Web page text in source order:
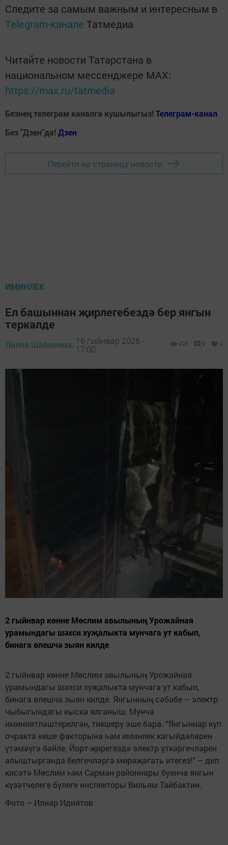
Следите за самым важным и интересным в
Telegram-канале Татмедиа
Читайте новости Татарстана в
национальном мессенджере MАХ:
https://max.ru/tatmedia
Безнең телеграм каналга кушылыгыз! Телеграм-канал
Без "Дзен"да! Дзен
Перейти на страницу новости
ИМИНЛЕК
Ел башыннан җирлегебездә бер янгын
теркәлде
Лилия Шәймиева, 16 гыйнвар 2026 -
17:00
225 0 0
2 гыйнвар көнне Мөслим авылының Урожайная
урамындагы шәхси хуҗалыкта мунчага ут кабып,
бинага өлешчә зыян килде
2 гыйнвар көнне Мөслим авылының Урожайная
урамындагы шәхси хуҗалыкта мунчага ут кабып,
бинага өлешчә зыян килде. Янгынның сәбәбе – электр
чыбыгындагы кыска ялганыш. Мунча
иминиятләштерелгән, тикшерү эше бара. “Янгыннар күп
очракта кеше факторына һәм иминлек кагыйдәләрен
үтәмәүгә бәйле. Йорт-җирегездә электр үткәргечләрен
алыштырганда белгечләргә мөрәҗәгать итегез!” – дип
кисәтә Мөслим һәм Сарман районнары буенча янгын
күзәтчелеге бүлеге инспекторы Вильям Тайбактин.
Фото – Илнар Идиятов